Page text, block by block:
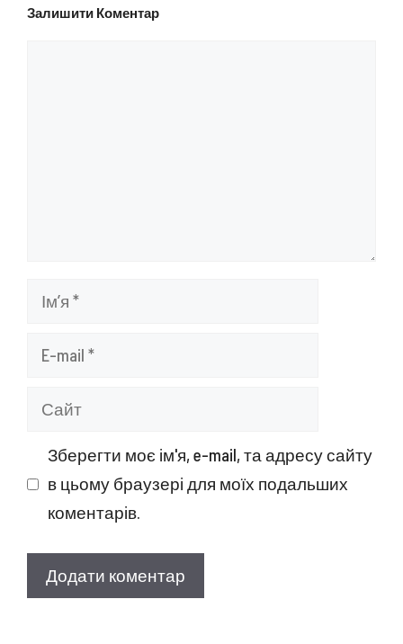
Залишити Коментар
Ім’я
Сайт
Зберегти моє ім'я, e-mail, та адресу сайту
в цьому браузері для моїх подальших
коментарів.